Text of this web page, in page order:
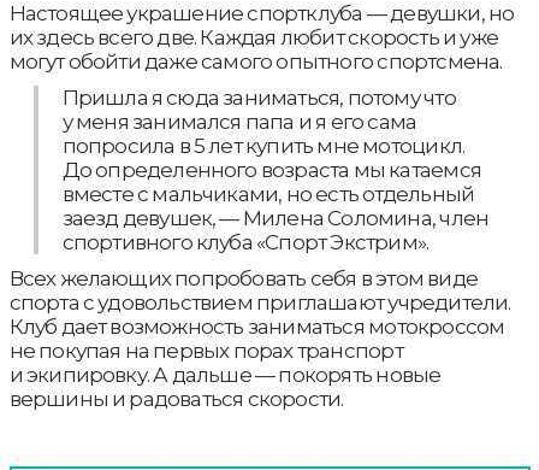
Настоящее украшение спортклуба — девушки, но
их здесь всего две. Каждая любит скорость и уже
могут обойти даже самого опытного спортсмена.
Пришла я сюда заниматься, потому что
у меня занимался папа и я его сама
попросила в 5 лет купить мне мотоцикл.
До определенного возраста мы катаемся
вместе с мальчиками, но есть отдельный
заезд девушек, — Милена Соломина, член
спортивного клуба «Спорт Экстрим».
Всех желающих попробовать себя в этом виде
спорта с удовольствием приглашают учредители.
Клуб дает возможность заниматься мотокроссом
не покупая на первых порах транспорт
и экипировку. А дальше — покорять новые
вершины и радоваться скорости.